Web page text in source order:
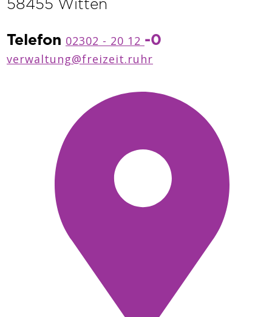
Telefon 02302 - 20 12 -0
verwaltung@freizeit.ruhr